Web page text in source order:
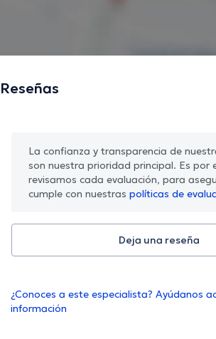
Reseñas
La confianza y transparencia de
son nuestra prioridad principal. Es por
revisamos cada evaluación, para
cumple con nuestras políticas de
Deja una reseña
¿Conoces a este especialista? Ayúdanos
información